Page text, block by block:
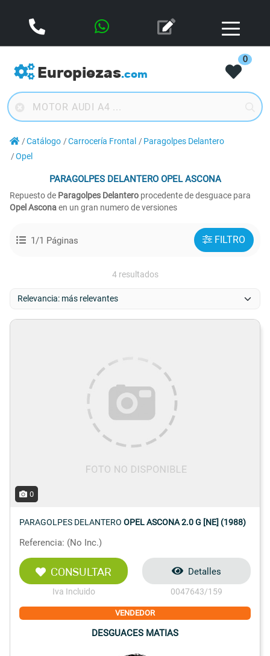
Europiezas.com
0
Catálogo Carrocería Frontal
Paragolpes Delantero
Opel
PARAGOLPES DELANTEROOPEL ASCONA
Repuesto de Paragolpes Delantero procedente de desguace para
Opel Asconaen un gran numero de versiones
1/1 Páginas FILTRO
4 resultados
0
PARAGOLPES DELANTERO OPEL ASCONA 2.0 G [NE] (1988)
Referencia: (No Inc.)
CONSULTAR
Iva Incluido
Detalles
0047643/159
VENDEDOR
DESGUACES MATIAS